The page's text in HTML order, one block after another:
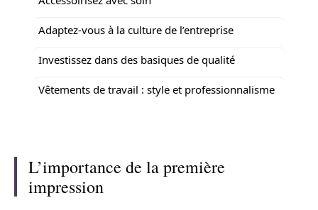
Adaptez-vous à la culture de l’entreprise
Investissez dans des basiques de qualité
Vêtements de travail : style et professionnalisme
L’importance de la première
impression